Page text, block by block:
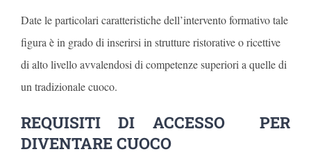
Date le particolari caratteristiche dell’intervento formativo tale
figura è in grado di inserirsi in strutture ristorative o ricettive
di alto livello avvalendosi di competenze superiori a quelle di
un tradizionale cuoco.
REQUISITI DI ACCESSO PER
DIVENTARE CUOCO